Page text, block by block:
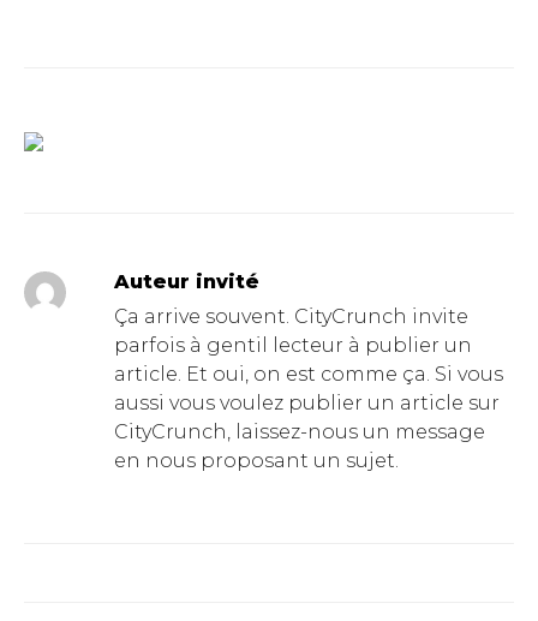
Auteur invité
Ça arrive souvent. CityCrunch invite
parfois à gentil lecteur à publier un
article. Et oui, on est comme ça. Si vous
aussi vous voulez publier un article sur
CityCrunch, laissez-nous un message
en nous proposant un sujet.